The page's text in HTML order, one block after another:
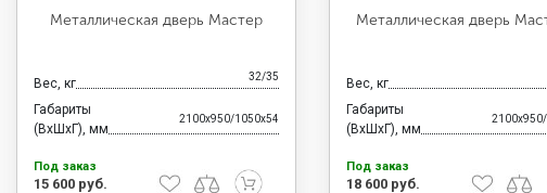
Металлическая дверь Мастер
Вес, кг 32/35
Габариты
(ВхШхГ), мм
2100x950/1050x54
Под заказ
15 600 руб.
Металлическая дверь
Вес, кг
Габариты
(ВхШхГ), мм
Под заказ
18 600 руб.